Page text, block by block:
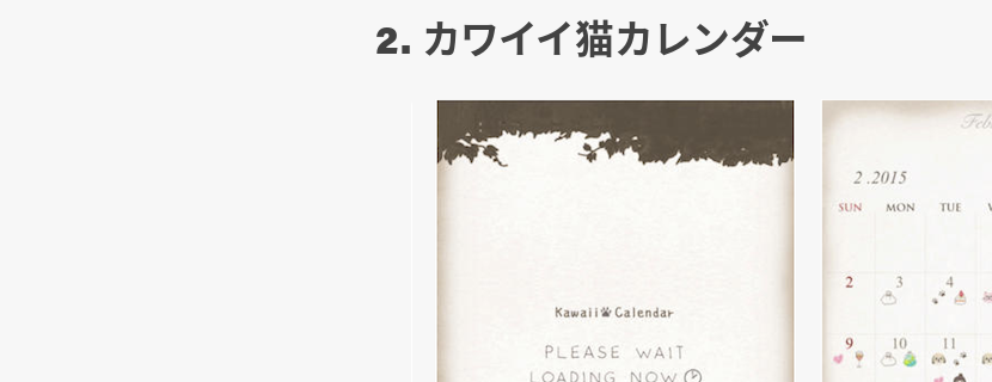
2. カワイイ猫カレンダー